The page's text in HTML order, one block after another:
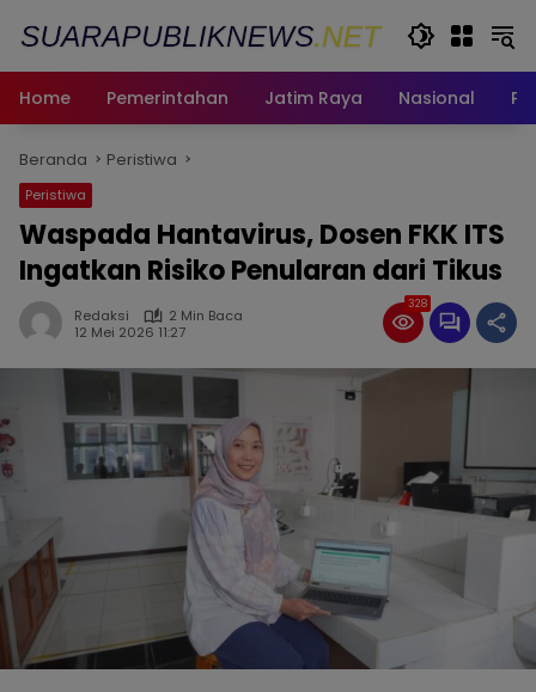
Home
Pemerintahan Jatim Raya Nasional
Beranda Peristiwa
Peristiwa
Waspada Hantavirus, Dosen FKK ITS
Ingatkan Risiko Penularan dari Tikus
Redaksi
2 Min Baca
12 Mei 2026 11:27
328